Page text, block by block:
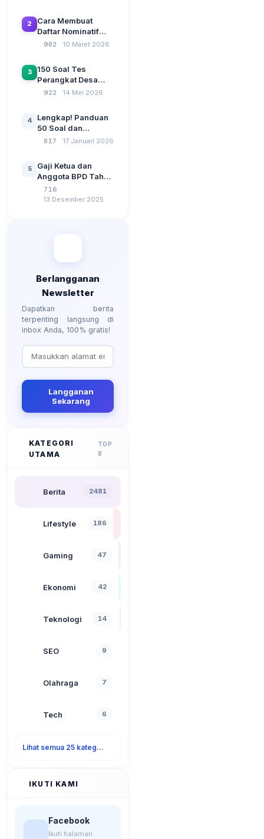
CAT Berbasis UU
Desa No. 3 Tahun
2024
2
Cara Membuat
Daftar Nominatif
Siltap di Aplikasi
SPP Pencairan
Dana Desa
982 10 Maret 2026
3
150 Soal Tes
Perangkat Desa
2026: Administrasi
Kebangsaan, dan
Komputer Beserta
Jawaban Paling
922 14 Mei 2026
4
Lengkap! Panduan
50 Soal dan
Jawaban Tes
Berdasarkan UU No
3 Tahun 2024
817 17 Januari 2026
5
Gaji Ketua dan
Anggota BPD Tahun
2026, Berapa
Besarannya? Ada
716
13 Desember 2025
Berlangganan
Newsletter
Dapatkan berita
terpenting langsung di
inbox Anda, 100% gratis!
Langganan
Sekarang
KATEGORI
UTAMA
TOP
8
Berita 2481
Lifestyle 186
Gaming 47
Ekonomi 42
Teknologi 14
SEO 9
Olahraga 7
Tech 6
Lihat semua 25 kategori
IKUTI KAMI
Facebook
Ikuti halaman